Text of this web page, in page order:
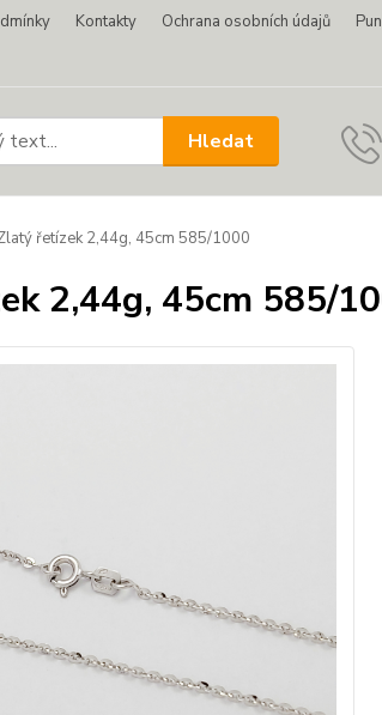
Kontakty Ochrana osobních údajů
Hledat
řetízek 2,44g, 45cm 585/1000
2,44g, 45cm 585/